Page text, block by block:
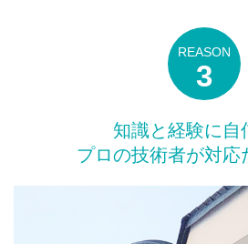
知識と経験に自
プロの技術者が対応